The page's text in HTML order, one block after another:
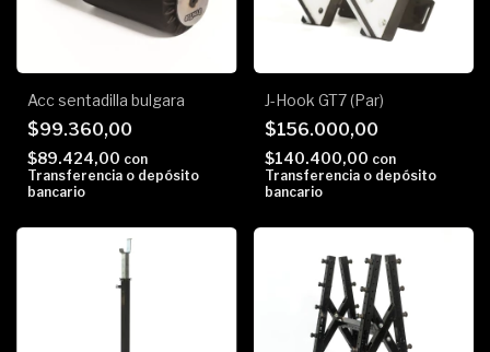
Acc sentadilla bulgara
$99.360,00
$89.424,00 con
Transferencia o depósito
bancario
J-Hook GT7 (Par)
$156.000,00
$140.400,00 con
Transferencia o depósito
bancario